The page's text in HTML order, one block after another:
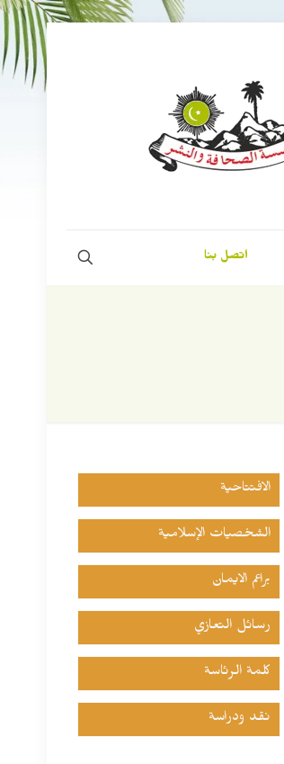
اتصل بنا
الافتتاحية
الشخصيات الإسلامية
براعم الايمان
رسائل التعازي
كلمة الرئاسة
نقد ودراسة